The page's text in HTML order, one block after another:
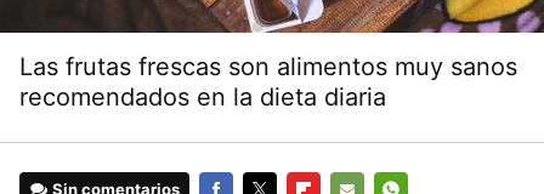
Las frutas frescas son alimentos muy sanos
recomendados en la dieta diaria
Sin comentarios